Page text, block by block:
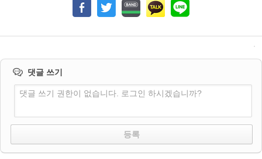
댓글 쓰기
댓글 쓰기 권한이 없습니다. 로그인 하시겠습니까?